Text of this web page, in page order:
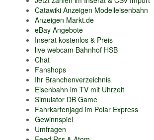
Catawiki Anzeigen Modelleisenbahn
Anzeigen Markt.de
eBay Angebote
Inserat kostenlos & Preis
live webcam Bahnhof HSB
Chat
Fanshops
Ihr Branchenverzeichnis
Eisenbahn im TV mit Uhrzeit
Simulator DB Game
Fahrkartenjagd im Polar Express
Gewinnspiel
Umfragen